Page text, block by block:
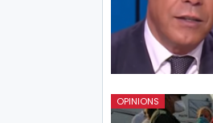
OPINIONS